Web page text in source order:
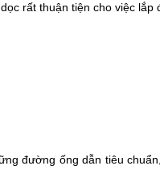
rất thuận tiện cho việc lắp
đường ống dẫn tiêu